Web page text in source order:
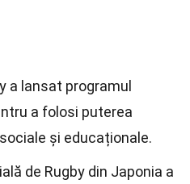
a lansat programul
a folosi puterea
și educaționale.
de Rugby din Japonia a